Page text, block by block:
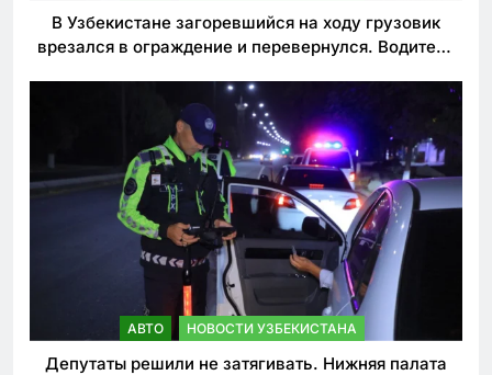
В Узбекистане загоревшийся на ходу грузовик
врезался в ограждение и перевернулся. Водитель
АВТО НОВОСТИ УЗБЕКИСТАНА
Депутаты решили не затягивать. Нижняя палата